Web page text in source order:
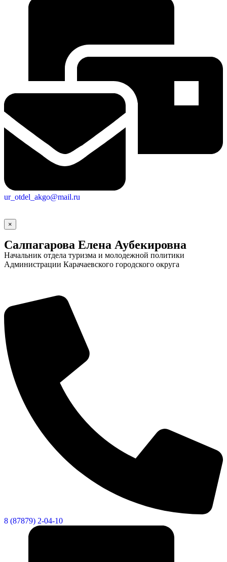
ur_otdel_akgo@mail.ru
×
Салпагарова Елена Аубекировна
Начальник отдела туризма и молодежной политики
Администрации Карачаевского городского округа
8 (87879) 2-04-10